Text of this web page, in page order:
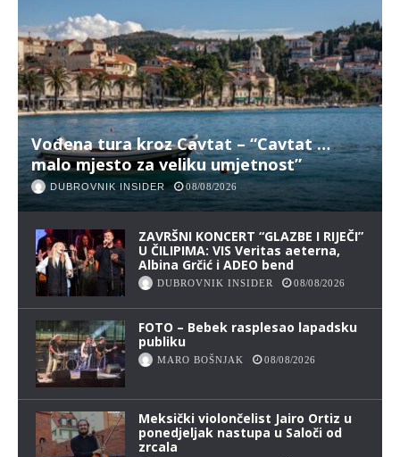
Vođena tura kroz Cavtat – “Cavtat …
malo mjesto za veliku umjetnost”
DUBROVNIK INSIDER 08/08/2026
ZAVRŠNI KONCERT “GLAZBE I RIJEČI”
U ČILIPIMA: VIS Veritas aeterna,
Albina Grčić i ADEO bend
DUBROVNIK INSIDER 08/08/2026
FOTO – Bebek rasplesao lapadsku
publiku
MARO BOŠNJAK 08/08/2026
Meksički violončelist Jairo Ortiz u
ponedjeljak nastupa u Saloči od
zrcala